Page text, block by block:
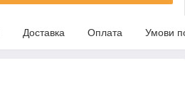
Доставка Оплата Умови